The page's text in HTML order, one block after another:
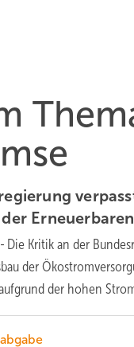
Erneuerbaren
- Die Kritik an der
der
der hohen